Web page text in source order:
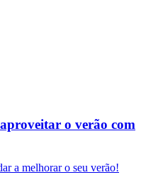
o verão com
a melhorar o seu verão!